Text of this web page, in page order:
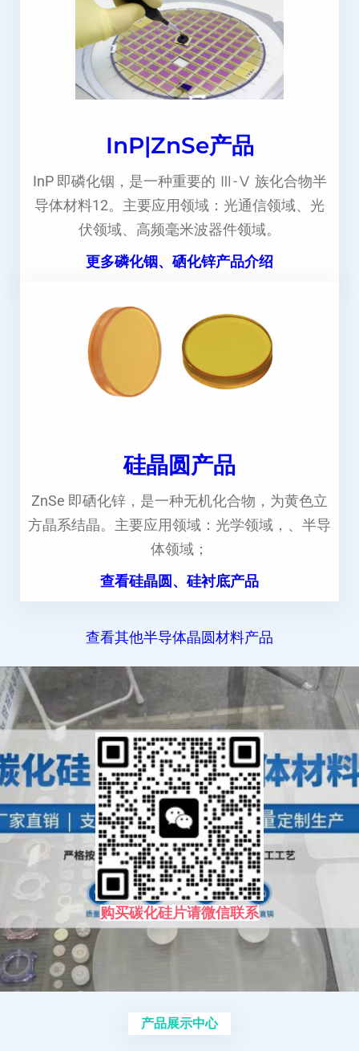
InP|ZnSe产品
InP 即磷化铟，是一种重要的 Ⅲ-Ⅴ 族化合物半
导体材料12。主要应用领域：光通信领域、光
伏领域、高频毫米波器件领域。
更多磷化铟、硒化锌产品介绍
硅晶圆产品
ZnSe 即硒化锌，是一种无机化合物，为黄色立
方晶系结晶。主要应用领域：光学领域，、半导
体领域；
查看硅晶圆、硅衬底产品
查看其他半导体晶圆材料产品
购买碳化硅片请微信联系
产品展示中心